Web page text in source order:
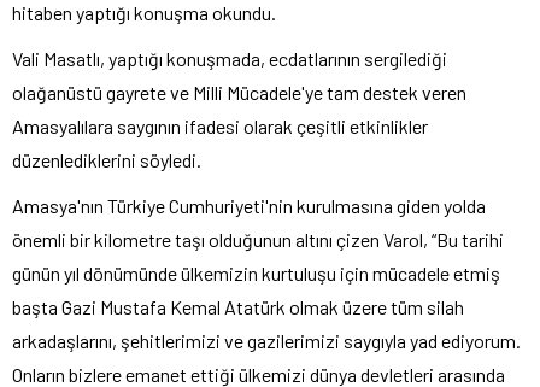
hitaben yaptığı konuşma okundu.
Vali Masatlı, yaptığı konuşmada, ecdatlarının sergilediği
olağanüstü gayrete ve Milli Mücadele'ye tam destek veren
Amasyalılara saygının ifadesi olarak çeşitli etkinlikler
düzenlediklerini söyledi.
Amasya'nın Türkiye Cumhuriyeti'nin kurulmasına giden yolda
önemli bir kilometre taşı olduğunun altını çizen Varol, “Bu tarihi
günün yıl dönümünde ülkemizin kurtuluşu için mücadele etmiş
başta Gazi Mustafa Kemal Atatürk olmak üzere tüm silah
arkadaşlarını, şehitlerimizi ve gazilerimizi saygıyla yad ediyorum.
Onların bizlere emanet ettiği ülkemizi dünya devletleri arasında